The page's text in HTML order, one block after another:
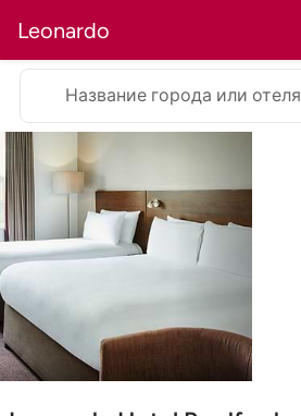
Leonardo
Название города или отеля